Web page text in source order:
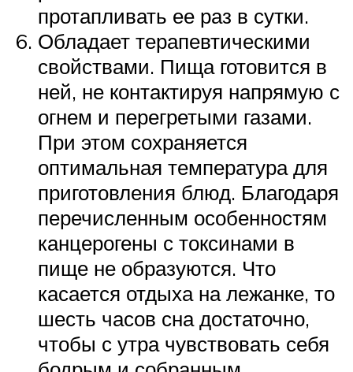
протапливать ее раз в сутки.
Обладает терапевтическими
свойствами. Пища готовится в
ней, не контактируя напрямую с
огнем и перегретыми газами.
При этом сохраняется
оптимальная температура для
приготовления блюд. Благодаря
перечисленным особенностям
канцерогены с токсинами в
пище не образуются. Что
касается отдыха на лежанке, то
шесть часов сна достаточно,
чтобы с утра чувствовать себя